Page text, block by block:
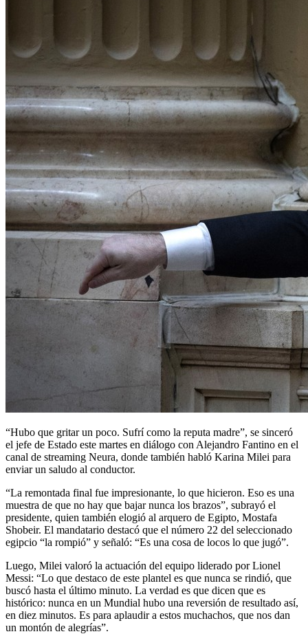
“Hubo que gritar un poco. Sufrí como la reputa madre”, se sinceró
el jefe de Estado este martes en diálogo con Alejandro Fantino en el
canal de streaming Neura, donde también habló Karina Milei para
enviar un saludo al conductor.
“La remontada final fue impresionante, lo que hicieron. Eso es una
muestra de que no hay que bajar nunca los brazos”, subrayó el
presidente, quien también elogió al arquero de Egipto, Mostafa
Shobeir. El mandatario destacó que el número 22 del seleccionado
egipcio “la rompió” y señaló: “Es una cosa de locos lo que jugó”.
Luego, Milei valoró la actuación del equipo liderado por Lionel
Messi: “Lo que destaco de este plantel es que nunca se rindió, que
buscó hasta el último minuto. La verdad es que dicen que es
histórico: nunca en un Mundial hubo una reversión de resultado así,
en diez minutos. Es para aplaudir a estos muchachos, que nos dan
un montón de alegrías”.